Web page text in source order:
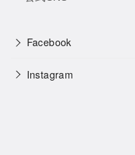
Facebook
Instagram